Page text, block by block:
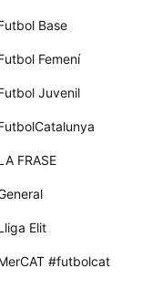
Base
Femení
Juvenil
FRASE
Elit
#futbolcat